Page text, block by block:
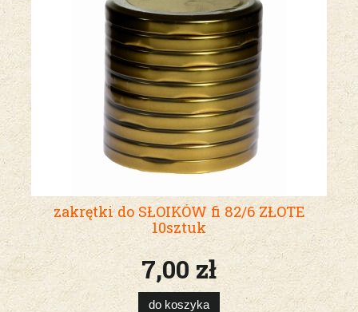
zakrętki do SŁOIKÓW fi 82/6 ZŁOTE
10sztuk
7,00 zł
do koszyka